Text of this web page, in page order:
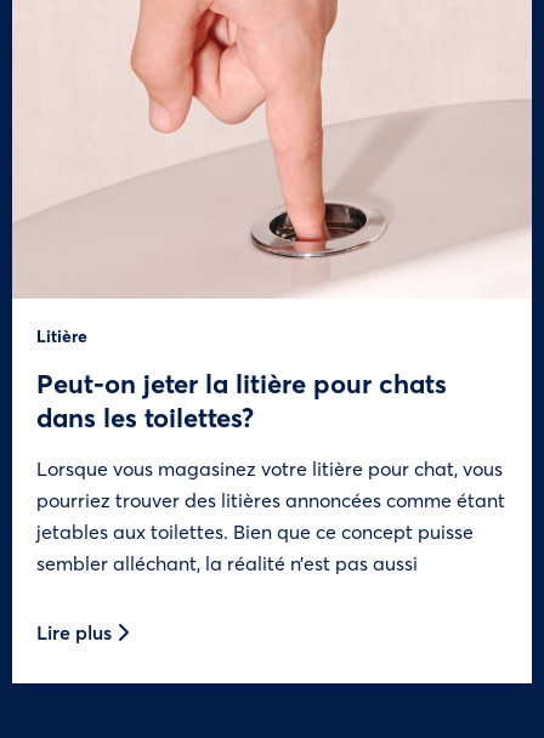
Litière
Peut-on jeter la litière pour chats
dans les toilettes?
Lorsque vous magasinez votre litière pour chat, vous
pourriez trouver des litières annoncées comme étant
jetables aux toilettes. Bien que ce concept puisse
sembler alléchant, la réalité n’est pas aussi
Lire plus